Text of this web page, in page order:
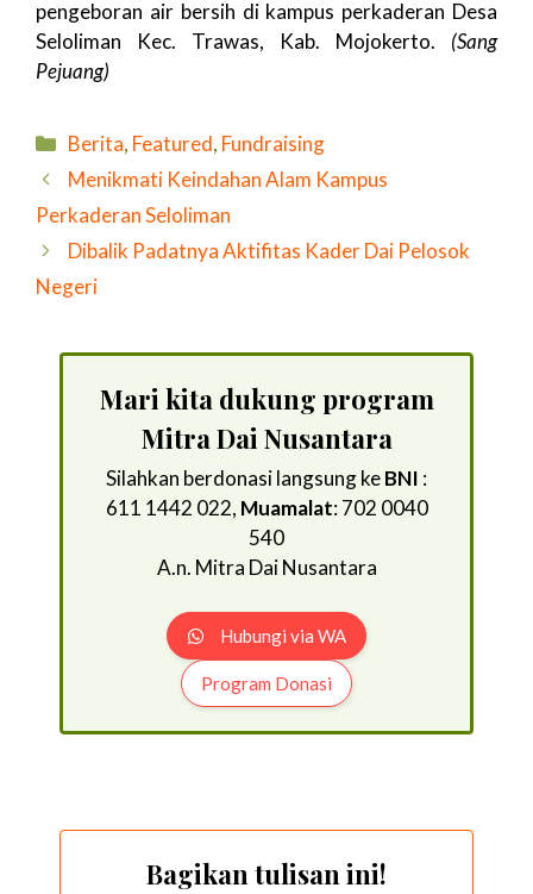
pengeboran air bersih di kampus perkaderan Desa
Seloliman Kec. Trawas, Kab. Mojokerto. (Sang
Pejuang)
Kategori
Berita, Featured, Fundraising
Menikmati Keindahan Alam Kampus
Perkaderan Seloliman
Dibalik Padatnya Aktifitas Kader Dai Pelosok
Negeri
Mari kita dukung program
Mitra Dai Nusantara
Silahkan berdonasi langsung keBNI :
611 1442 022, Muamalat: 702 0040
540
A.n. Mitra Dai Nusantara
Hubungi via WA
Program Donasi
Bagikan tulisan ini!